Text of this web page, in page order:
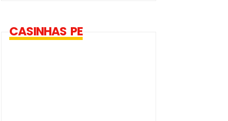
CASINHAS PE